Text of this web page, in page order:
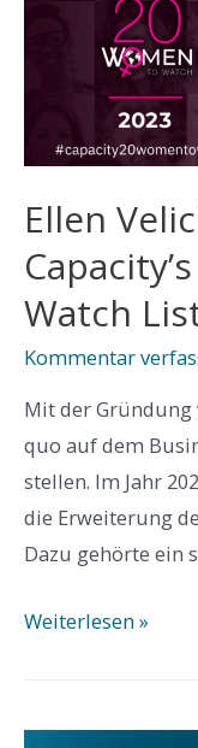
aufgeführt
Ellen
Watch
Kommentar
Mit der Gründung
quo auf dem
stellen. Im Jahr
die Erweiterung
Dazu gehörte ein
Ellen
der
Weiterlesen »